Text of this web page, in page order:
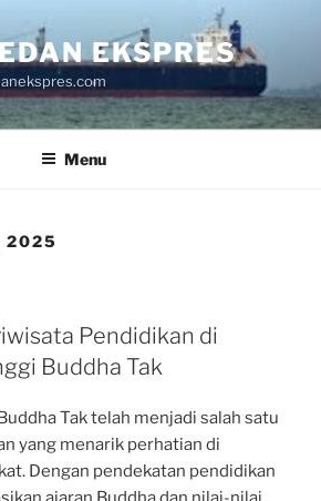
EKSPRES
Menu
2025
Pendidikan di
Buddha Tak
Tak telah menjadi salah satu
yang menarik perhatian di
Dengan pendekatan pendidikan